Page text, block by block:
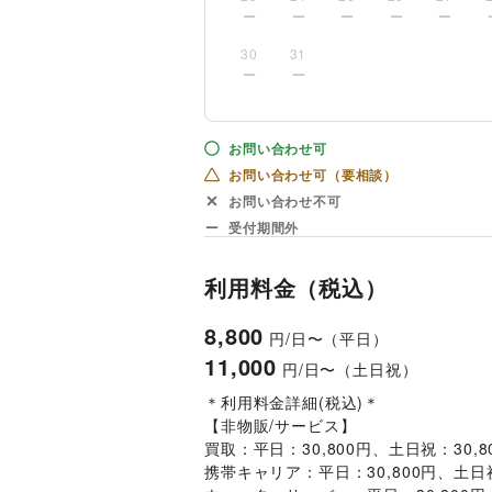
30 31
お問い合わせ可
お問い合わせ可（要相談）
お問い合わせ不可
受付期間外
利用料金（税込）
8,800 円/日〜（平日）
11,000 円/日〜（土日祝）
＊利用料金詳細(税込)＊
【非物販/サービス】
買取：平日：30,800円、土日祝：
携帯キャリア：平日：30,800円、土